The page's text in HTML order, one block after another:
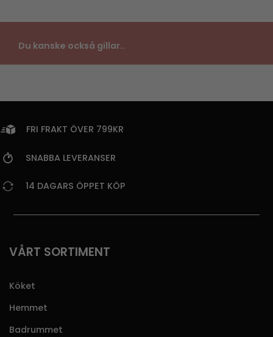
Du kanske också gillar..
FRI FRAKT ÖVER 799KR
SNABBA LEVERANSER
14 DAGARS ÖPPET KÖP
VÅRT SORTIMENT
Köket
Hemmet
Badrummet